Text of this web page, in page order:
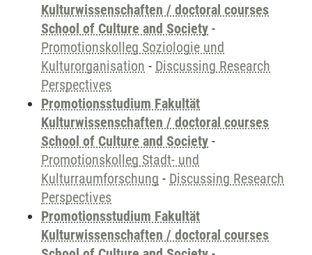
Kulturwissenschaften / doctoral courses
School of Culture and Society -
Promotionskolleg Soziologie und
Kulturorganisation - Discussing Research
Perspectives
Promotionsstudium Fakultät
Kulturwissenschaften / doctoral courses
School of Culture and Society -
Promotionskolleg Stadt- und
Kulturraumforschung - Discussing Research
Perspectives
Promotionsstudium Fakultät
Kulturwissenschaften / doctoral courses